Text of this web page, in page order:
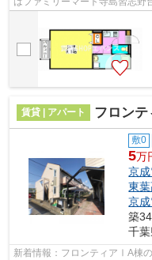
賃貸 | アパート フロン
敷0
5万
京
東
京
築
千
新着情報：フロンティアⅠA棟